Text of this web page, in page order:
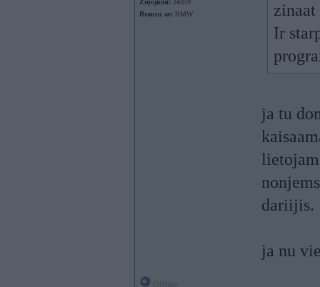
Ziņojumi: 24359
Braucu ar: BMW
Ir
ja tu
dariijis.
ja nu